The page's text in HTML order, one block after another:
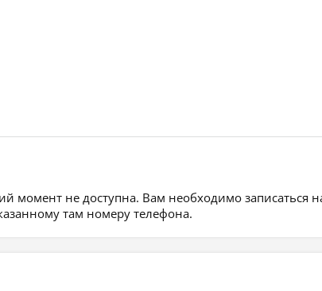
момент не доступна. Вам необходимо записаться
там номеру телефона.